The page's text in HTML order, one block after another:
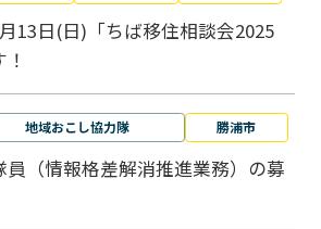
13日(日)「ちば移住相談会2025
地域おこし協力隊 勝浦市
（情報格差解消推進業務）の募